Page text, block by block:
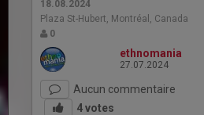
18.08.2024
Plaza St-Hubert, Montréal, Canada
0
ethnomania
27.07.2024
Aucun commentaire
4votes